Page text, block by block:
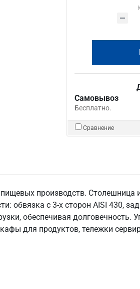
Самовывоз
Бесплатно.
Сравнение
производств. Столешница
обвязка с 3-х сторон AISI 430,
обеспечивая долговечность.
для продуктов, тележки